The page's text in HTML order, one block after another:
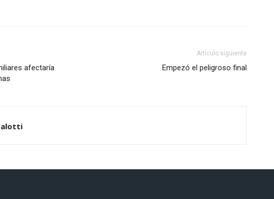
afectaría
Artículo siguiente
Empezó el peligroso final